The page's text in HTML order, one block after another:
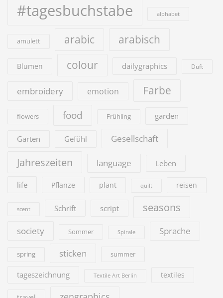
#tagesbuchstabe
alphabet
amulett arabic arabisch
Blumen colour dailygraphics Duft
embroidery emotion Farbe
flowers food Frühling garden
Garten Gefühl Gesellschaft
Jahreszeiten language Leben
life Pflanze plant quilt reisen
scent Schrift script seasons
society Sommer Spirale Sprache
spring sticken summer
tageszeichnung Textile Art Berlin textiles